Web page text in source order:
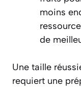
moins
de
Une taille
requiert une